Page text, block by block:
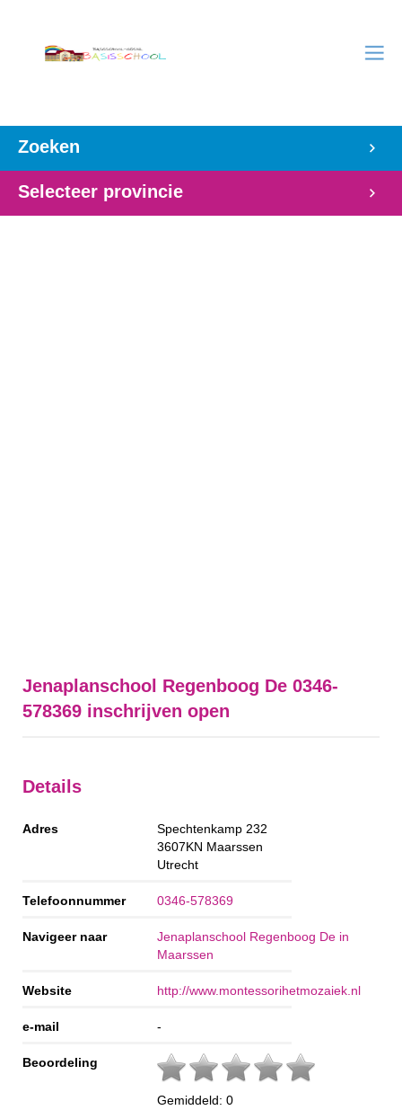
Zoeken
Selecteer provincie
Jenaplanschool Regenboog De 0346-
578369 inschrijven open
Details
Adres
Spechtenkamp 232
3607KN Maarssen
Utrecht
Telefoonnummer 0346-578369
Navigeer naar
Jenaplanschool Regenboog De in
Maarssen
Website http://www.montessorihetmozaiek.nl
e-mail -
Beoordeling
Gemiddeld: 0